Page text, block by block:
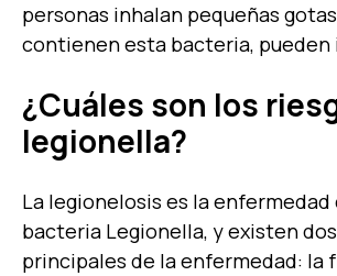
personas inhalan pequeñas
contienen esta bacteria,
¿Cuáles son los
legionella?
La legionelosis es la enfermedad
bacteria Legionella, y existen
principales de la enfermedad: la